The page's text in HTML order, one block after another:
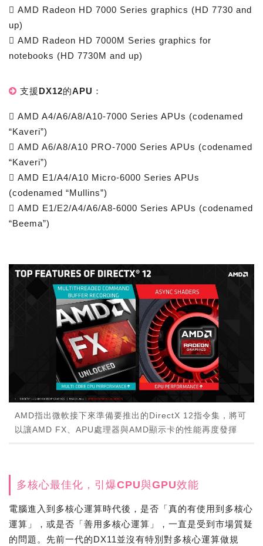
 AMD Radeon HD 7000 Series graphics (HD 7730 and
up)
 AMD Radeon HD 7000M Series graphics for
notebooks (HD 7730M and up)
支援DX12的APU：
 AMD A4/A6/A8/A10-7000 Series APUs (codenamed
“Kaveri”)
 AMD A6/A8/A10 PRO-7000 Series APUs (codenamed
“Kaveri”)
 AMD E1/A4/A10 Micro-6000 Series APUs
(codenamed “Mullins”)
 AMD E1/E2/A4/A6/A8-6000 Series APUs (codenamed
“Beema”)
AMD指出微軟接下來準備要推出的DirectX 12指令集，將可
以讓AMD FX、APU處理器與AMD顯示卡的性能再度發揮
多核心最佳化，引爆CPU與GPU效能
電腦進入到多核心運算時代後，是否「真的有使用到多核心
運算」，或是否「善用多核心運算」，一直是受到市場質疑
的問題。先前一代的DX11並沒有特別對多核心運算做規